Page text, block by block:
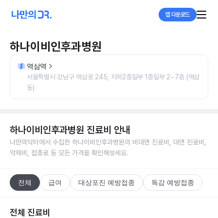
앱 다운로드
하나이비인후과병원
역삼역
서울특별시 강남구 역삼로 245, 지하2층일부 1층일부 2~7층 (역삼
동)
하나이비인후과병원 진료비 안내
나만의닥터에서 수집한 하나이비인후과병원의 비대면 진료비, 대면 진료비,
약제비, 접종료 등 모든 가격을 확인해보세요.
전체 급여 대상포진 예방접종 독감 예방접종
전체 진료비